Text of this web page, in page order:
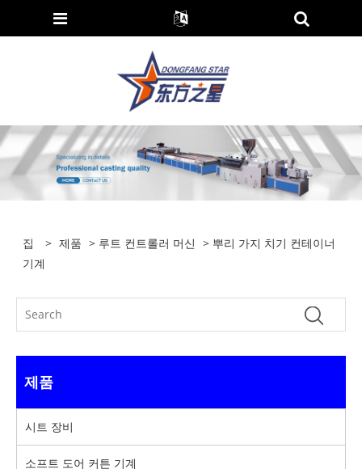
집 > 제품 > 루트 컨트롤러 머신 > 뿌리 가지 치기 컨테이너
기계
제품
시트 장비
소프트 도어 커튼 기계